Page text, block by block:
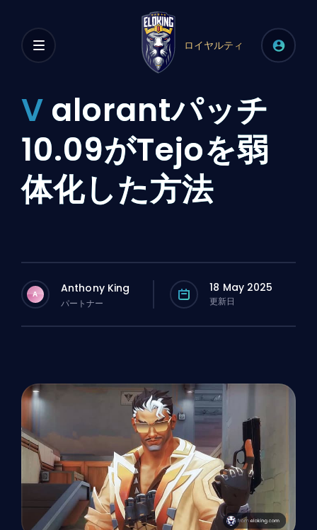
ロイヤルティ
V alorantパッチ
10.09がTejoを弱
体化した方法
A Anthony King
パートナー
18 May 2025
更新日